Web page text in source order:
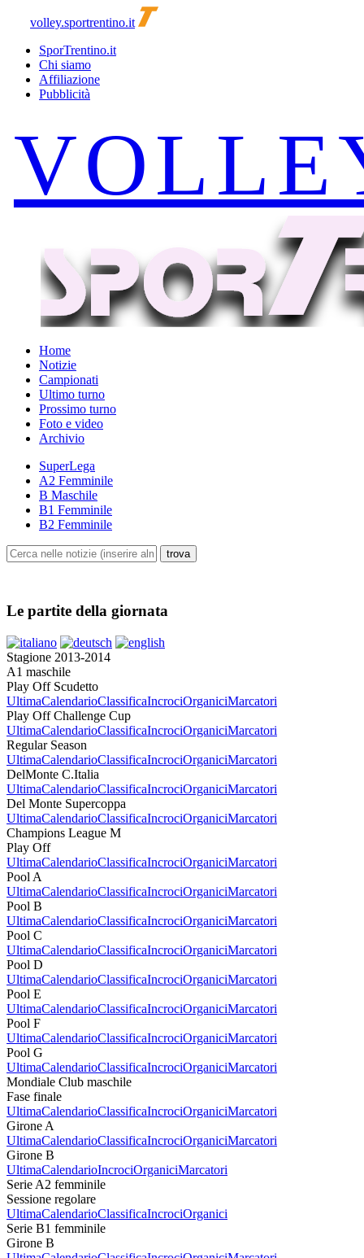
volley.sportrentino.it
SporTrentino.it
Chi siamo
Affiliazione
Pubblicità
Home
Notizie
Campionati
Ultimo turno
Prossimo turno
Foto e video
Archivio
SuperLega
A2 Femminile
B Maschile
B1 Femminile
B2 Femminile
Le partite della giornata
Stagione 2013-2014
A1 maschile
Play Off Scudetto
UltimaCalendarioClassificaIncrociOrganiciMarcatori
Play Off Challenge Cup
UltimaCalendarioClassificaIncrociOrganiciMarcatori
Regular Season
UltimaCalendarioClassificaIncrociOrganiciMarcatori
DelMonte C.Italia
UltimaCalendarioClassificaIncrociOrganiciMarcatori
Del Monte Supercoppa
UltimaCalendarioClassificaIncrociOrganiciMarcatori
Champions League M
Play Off
UltimaCalendarioClassificaIncrociOrganiciMarcatori
Pool A
UltimaCalendarioClassificaIncrociOrganiciMarcatori
Pool B
UltimaCalendarioClassificaIncrociOrganiciMarcatori
Pool C
UltimaCalendarioClassificaIncrociOrganiciMarcatori
Pool D
UltimaCalendarioClassificaIncrociOrganiciMarcatori
Pool E
UltimaCalendarioClassificaIncrociOrganiciMarcatori
Pool F
UltimaCalendarioClassificaIncrociOrganiciMarcatori
Pool G
UltimaCalendarioClassificaIncrociOrganiciMarcatori
Mondiale Club maschile
Fase finale
UltimaCalendarioClassificaIncrociOrganiciMarcatori
Girone A
UltimaCalendarioClassificaIncrociOrganiciMarcatori
Girone B
UltimaCalendarioIncrociOrganiciMarcatori
Serie A2 femminile
Sessione regolare
UltimaCalendarioClassificaIncrociOrganici
Serie B1 femminile
Girone B